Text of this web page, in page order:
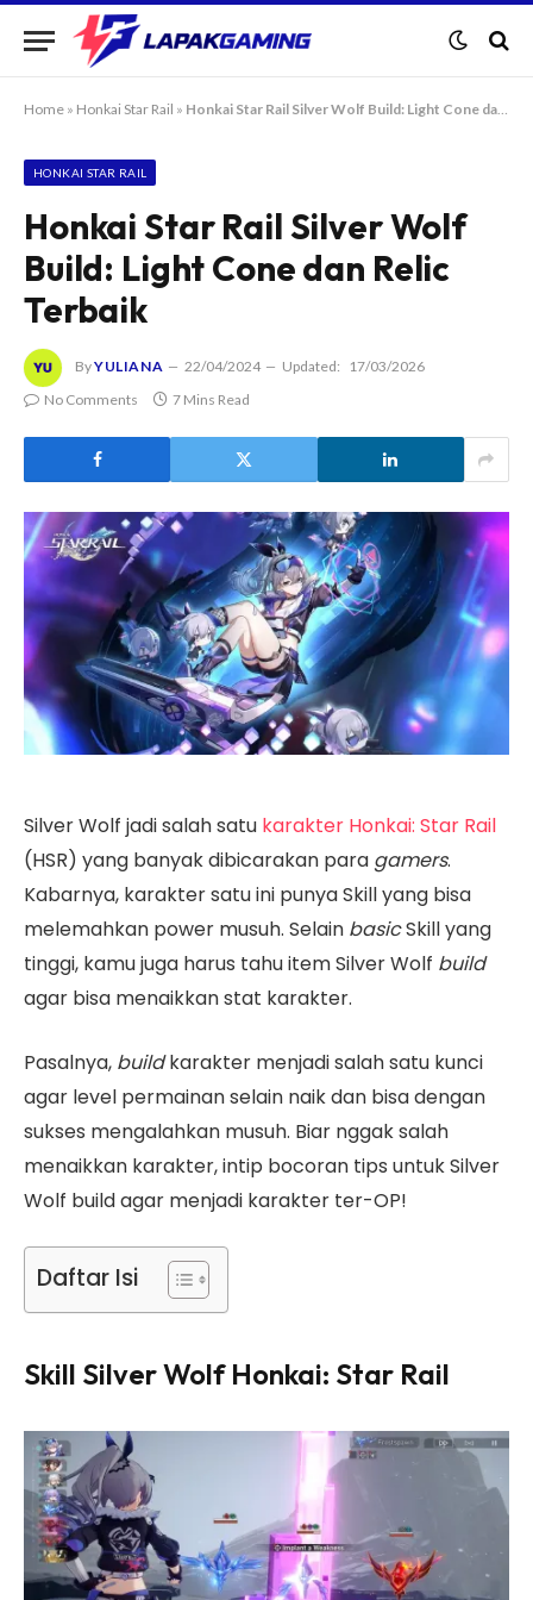
Home » Honkai Star Rail » Honkai Star Rail Silver Wolf Build: Light Cone dan Relic Terbaik
HONKAI STAR RAIL
Honkai Star Rail Silver Wolf
Build: Light Cone dan Relic
Terbaik
ByYULIANA 22/04/2024 Updated:
17/03/2026
No Comments
7 Mins Read
Silver Wolf jadi salah satu karakter Honkai: Star Rail
(HSR) yang banyak dibicarakan para gamers.
Kabarnya, karakter satu ini punya Skill yang bisa
melemahkan power musuh. Selain basicSkill yang
tinggi, kamu juga harus tahu item Silver Wolf build
agar bisa menaikkan stat karakter.
Pasalnya, buildkarakter menjadi salah satu kunci
agar level permainan selain naik dan bisa dengan
sukses mengalahkan musuh. Biar nggak salah
menaikkan karakter, intip bocoran tips untuk Silver
Wolf build agar menjadi karakter ter-OP!
Daftar Isi
Skill Silver Wolf Honkai: Star Rail